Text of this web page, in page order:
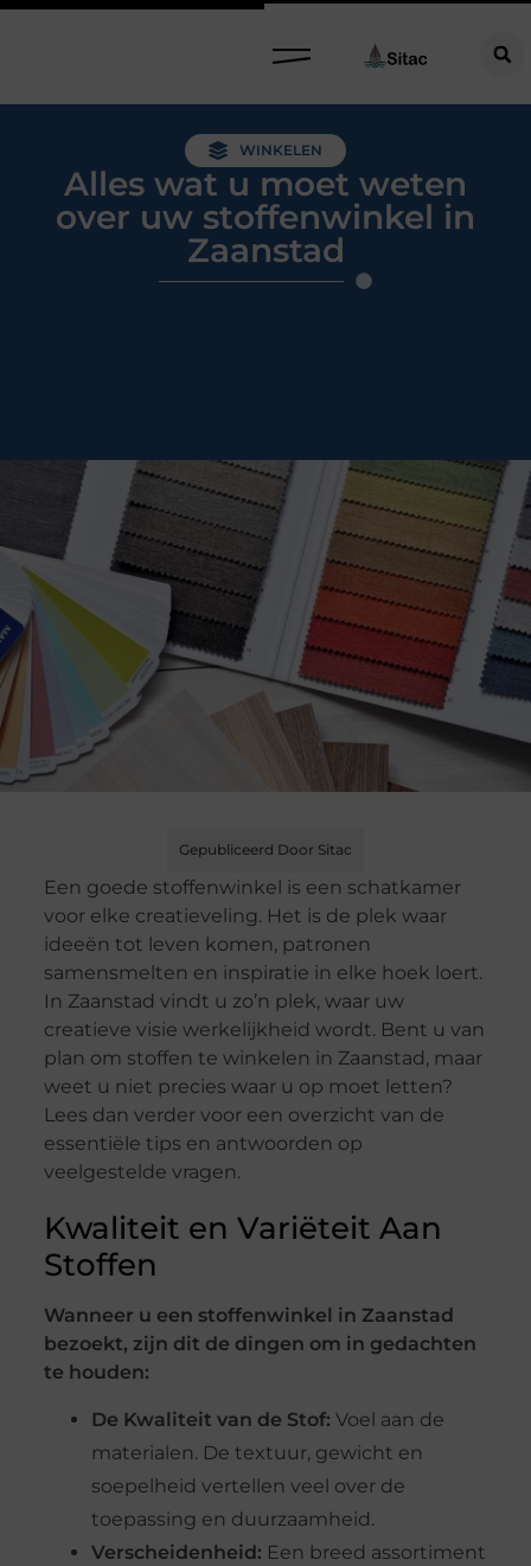
WINKELEN
Alles wat u moet weten
over uw stoffenwinkel in
Zaanstad
Gepubliceerd Door Sitac
Een goede stoffenwinkel is een schatkamer
voor elke creatieveling. Het is de plek waar
ideeën tot leven komen, patronen
samensmelten en inspiratie in elke hoek loert.
In Zaanstad vindt u zo’n plek, waar uw
creatieve visie werkelijkheid wordt. Bent u van
plan om stoffen te winkelen in Zaanstad, maar
weet u niet precies waar u op moet letten?
Lees dan verder voor een overzicht van de
essentiële tips en antwoorden op
veelgestelde vragen.
Kwaliteit en Variëteit Aan
Stoffen
Wanneer u een stoffenwinkel in Zaanstad
bezoekt, zijn dit de dingen om in gedachten
te houden:
De Kwaliteit van de Stof: Voel aan de
materialen. De textuur, gewicht en
soepelheid vertellen veel over de
toepassing en duurzaamheid.
Verscheidenheid: Een breed assortiment